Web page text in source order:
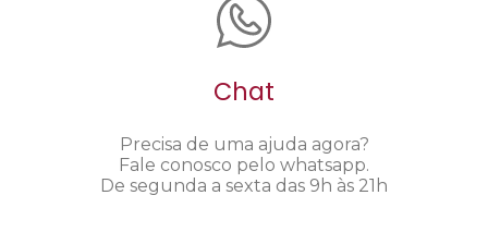
Chat
Precisa de uma ajuda agora?
Fale conosco pelo whatsapp.
De segunda a sexta das 9h às 21h